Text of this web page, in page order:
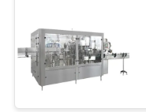
हमारे
बारे